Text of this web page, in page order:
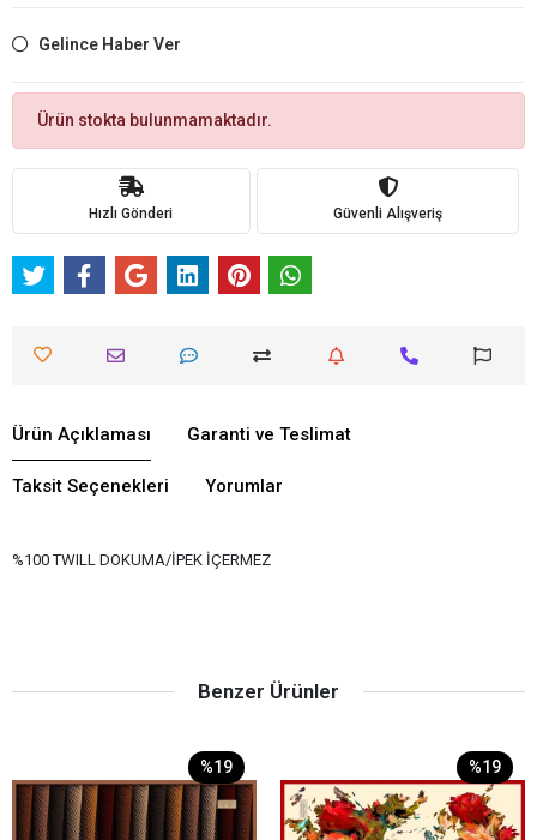
Gelince Haber Ver
Ürün stokta bulunmamaktadır.
Hızlı Gönderi Güvenli Alışveriş
Ürün Açıklaması Garanti ve Teslimat
Taksit Seçenekleri Yorumlar
%100 TWILL DOKUMA/İPEK İÇERMEZ
Benzer Ürünler
%19 %19